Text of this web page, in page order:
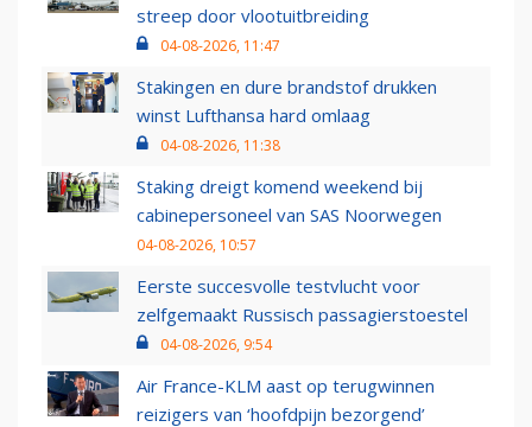
streep door vlootuitbreiding
04-08-2026, 11:47
Stakingen en dure brandstof drukken
winst Lufthansa hard omlaag
04-08-2026, 11:38
Staking dreigt komend weekend bij
cabinepersoneel van SAS Noorwegen
04-08-2026, 10:57
Eerste succesvolle testvlucht voor
zelfgemaakt Russisch passagierstoestel
04-08-2026, 9:54
Air France-KLM aast op terugwinnen
reizigers van ‘hoofdpijn bezorgend’